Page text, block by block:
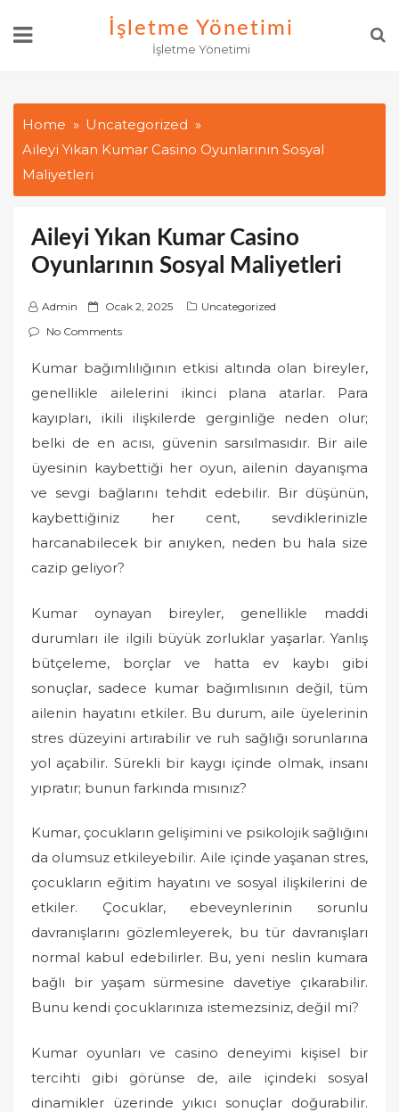
İşletme Yönetimi
İşletme Yönetimi
Home
Uncategorized
Aileyi Yıkan Kumar Casino Oyunlarının Sosyal
Maliyetleri
Aileyi Yıkan Kumar Casino
Oyunlarının Sosyal Maliyetleri
Admin
P
o
t
d
Ocak 2, 2025
Uncategorized
No Comments
Kumar bağımlılığının etkisi altında olan bireyler,
genellikle ailelerini ikinci plana atarlar. Para
kayıpları, ikili ilişkilerde gerginliğe neden olur;
belki de en acısı, güvenin sarsılmasıdır. Bir aile
üyesinin kaybettiği her oyun, ailenin dayanışma
ve sevgi bağlarını tehdit edebilir. Bir düşünün,
kaybettiğiniz her cent, sevdiklerinizle
harcanabilecek bir anıyken, neden bu hala size
cazip geliyor?
Kumar oynayan bireyler, genellikle maddi
durumları ile ilgili büyük zorluklar yaşarlar. Yanlış
bütçeleme, borçlar ve hatta ev kaybı gibi
sonuçlar, sadece kumar bağımlısının değil, tüm
ailenin hayatını etkiler. Bu durum, aile üyelerinin
stres düzeyini artırabilir ve ruh sağlığı sorunlarına
yol açabilir. Sürekli bir kaygı içinde olmak, insanı
yıpratır; bunun farkında mısınız?
Kumar, çocukların gelişimini ve psikolojik sağlığını
da olumsuz etkileyebilir. Aile içinde yaşanan stres,
çocukların eğitim hayatını ve sosyal ilişkilerini de
etkiler. Çocuklar, ebeveynlerinin sorunlu
davranışlarını gözlemleyerek, bu tür davranışları
normal kabul edebilirler. Bu, yeni neslin kumara
bağlı bir yaşam sürmesine davetiye çıkarabilir.
Bunu kendi çocuklarınıza istemezsiniz, değil mi?
Kumar oyunları ve casino deneyimi kişisel bir
tercihti gibi görünse de, aile içindeki sosyal
dinamikler üzerinde yıkıcı sonuçlar doğurabilir.